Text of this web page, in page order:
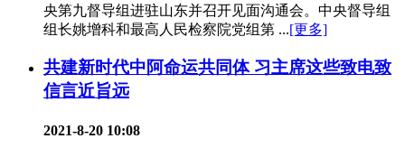
央第九督导组进驻山东并召开见面沟通会。中央督导组
组长姚增科和最高人民检察院党组第 ...[更多]
共建新时代中阿命运共同体 习主席这些致电致
信言近旨远
2021-8-20 10:08